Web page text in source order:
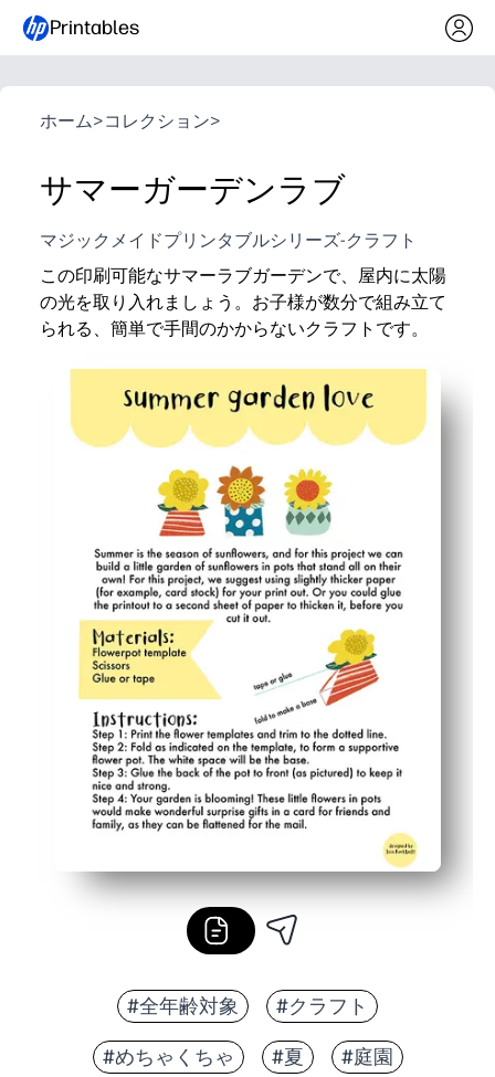
Printables
ホーム>コレクション>
サマーガーデンラブ
マジックメイドプリンタブルシリーズ-クラフト
この印刷可能なサマーラブガーデンで、屋内に太陽
の光を取り入れましょう。お子様が数分で組み立て
られる、簡単で手間のかからないクラフトです。
準備不要で便利。レター用紙に印刷し、はさみと接
すべての年齢層に楽しんでいただけます。カットし
多彩なディスプレイ-掲示板、グリーティングカード
季節ごとの学習-制作中に自然、色、優しさについて
#全年齢対象 #クラフト
#めちゃくちゃ #夏 #庭園